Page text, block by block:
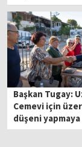
Başkan Tugay:
Cemevi için
düşeni yapmaya